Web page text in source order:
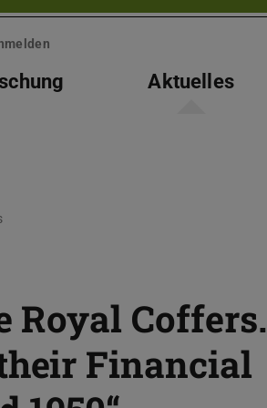
Aktuelles
Royal Coffers.
Financial